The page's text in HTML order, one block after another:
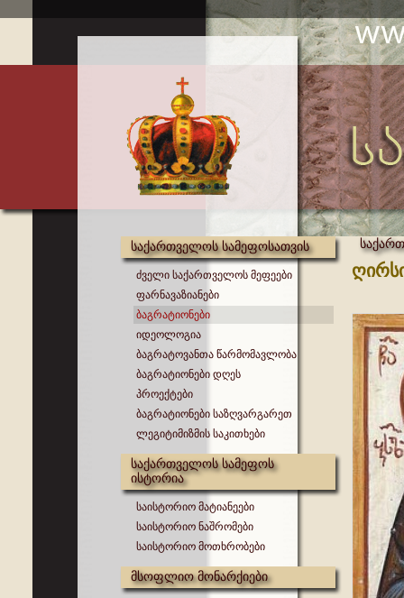
საქართველოს სამეფოსათვის
ძველი საქართველოს მეფეები
ფარნავაზიანები
ბაგრატიონები
იდეოლოგია
ბაგრატოვანთა წარმომავლობა
ბაგრატიონები დღეს
პროექტები
ბაგრატიონები საზღვარგარეთ
ლეგიტიმიზმის საკითხები
საქართველოს სამეფოს
ისტორია
საისტორიო მატიანეები
საისტორიო ნაშრომები
საისტორიო მოთხრობები
მსოფლიო მონარქიები